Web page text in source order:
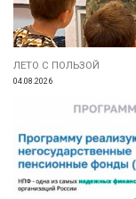
ЛЕТО С ПОЛЬЗОЙ
04.08.2026